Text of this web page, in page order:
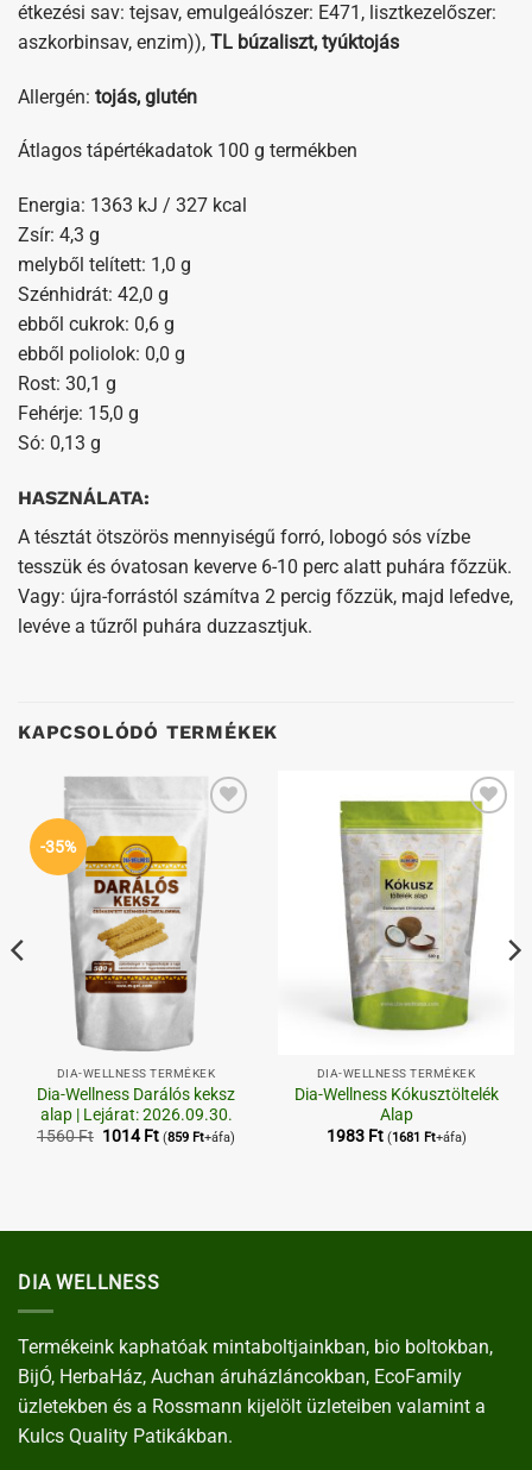
étkezési sav: tejsav, emulgeálószer: E471, lisztkezelőszer:
aszkorbinsav, enzim)), TL búzaliszt, tyúktojás
Allergén: tojás, glutén
Átlagos tápértékadatok 100 g termékben
Energia: 1363 kJ / 327 kcal
Zsír: 4,3 g
melyből telített: 1,0 g
Szénhidrát: 42,0 g
ebből cukrok: 0,6 g
ebből poliolok: 0,0 g
Rost: 30,1 g
Fehérje: 15,0 g
Só: 0,13 g
HASZNÁLATA:
A tésztát ötszörös mennyiségű forró, lobogó sós vízbe
tesszük és óvatosan keverve 6-10 perc alatt puhára főzzük.
Vagy: újra-forrástól számítva 2 percig főzzük, majd lefedve,
levéve a tűzről puhára duzzasztjuk.
KAPCSOLÓDÓ TERMÉKEK
-35%
DIA-WELLNESS TERMÉKEK
Dia-Wellness Darálós keksz
alap | Lejárat: 2026.09.30.
1560Ft Original
1014FtCurrent
price
(859 Ft+áfa)
Kedvenceimhez
DIA-WELLNESS TERMÉKEK
Dia-Wellness Kókusztöltelék
Alap
1983 Ft (1681 Ft+áfa)
DIA WELLNESS
Termékeink kaphatóak mintaboltjainkban, bio boltokban,
BijÓ, HerbaHáz, Auchan áruházláncokban, EcoFamily
üzletekben és a Rossmann kijelölt üzleteiben valamint a
Kulcs Quality Patikákban.